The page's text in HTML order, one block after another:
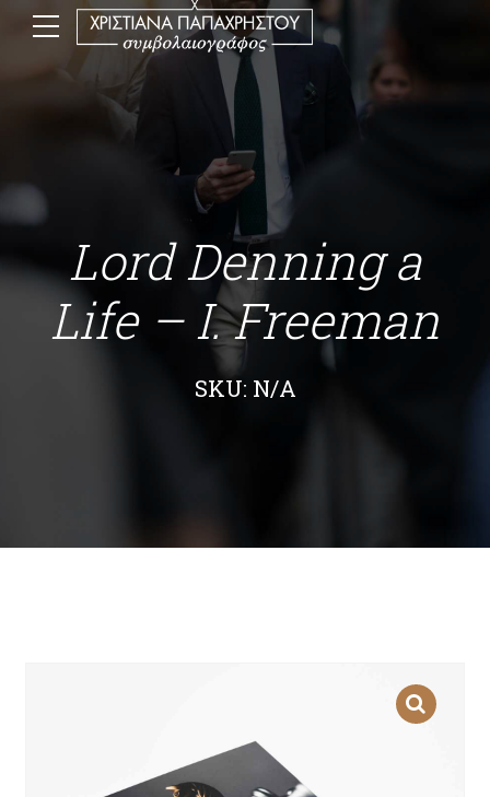
Lord Denning a
Life – I. Freeman
SKU: N/A